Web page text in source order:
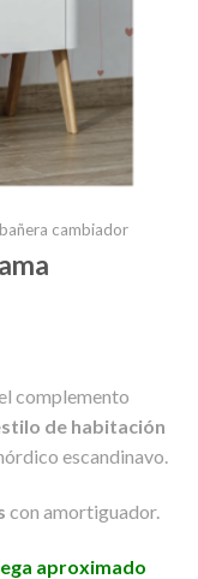
cambiador
complemento
de habitación
escandinavo.
con amortiguador.
aproximado